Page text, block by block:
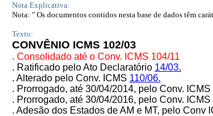
Nota Explicativa:
Nota: " Os documentos contidos nesta base de dados têm
Texto:
CONVÊNIO ICMS 102/03
. Consolidado até o Conv. ICMS 104/11
. Ratificado pelo Ato Declaratório 14/03.
. Alterado pelo Conv. ICMS 110/06.
. Prorrogado, até 30/04/2014, pelo Conv. ICMS
. Prorrogado, até 30/04/2016, pelo Conv. ICMS
. Adesão dos Estados de AM e MT, pelo Conv